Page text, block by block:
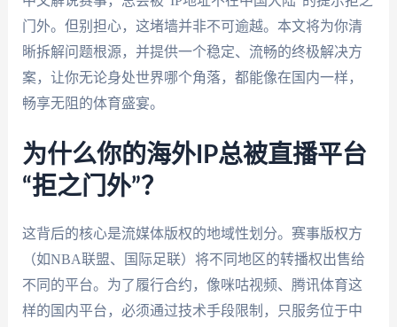
门外。但别担心，这堵墙并非不可逾越。本文将为你清
晰拆解问题根源，并提供一个稳定、流畅的终极解决方
案，让你无论身处世界哪个角落，都能像在国内一样，
畅享无阻的体育盛宴。
为什么你的海外IP总被直播平台
“拒之门外”？
这背后的核心是流媒体版权的地域性划分。赛事版权方
（如NBA联盟、国际足联）将不同地区的转播权出售给
不同的平台。为了履行合约，像咪咕视频、腾讯体育这
样的国内平台，必须通过技术手段限制，只服务位于中